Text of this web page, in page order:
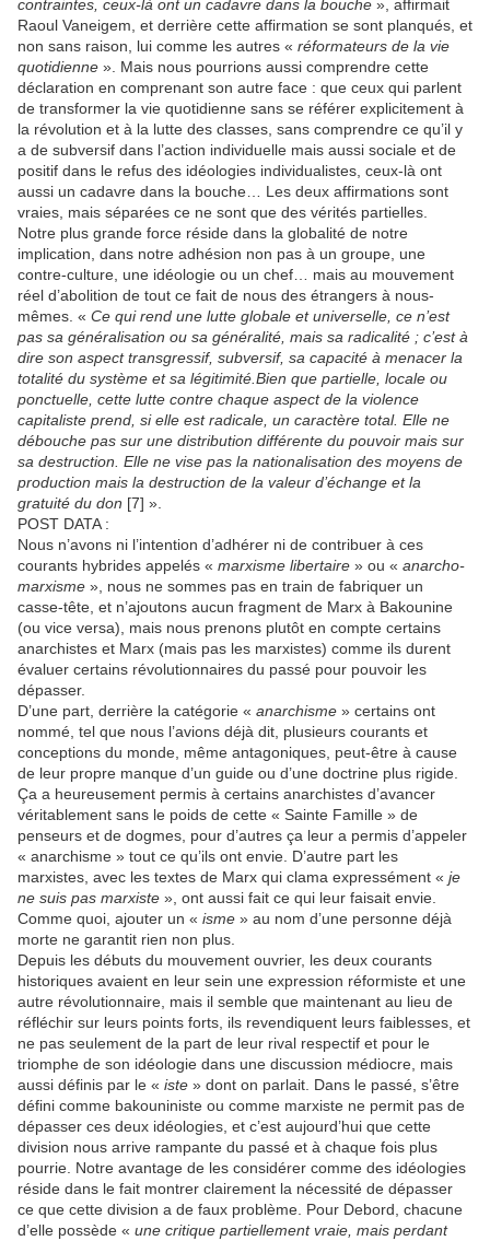
contraintes, ceux-là ont un cadavre dans la bouche », affirmait
Raoul Vaneigem, et derrière cette affirmation se sont planqués, et
non sans raison, lui comme les autres « réformateurs de la vie
quotidienne ». Mais nous pourrions aussi comprendre cette
déclaration en comprenant son autre face : que ceux qui parlent
de transformer la vie quotidienne sans se référer explicitement à
la révolution et à la lutte des classes, sans comprendre ce qu’il y
a de subversif dans l’action individuelle mais aussi sociale et de
positif dans le refus des idéologies individualistes, ceux-là ont
aussi un cadavre dans la bouche… Les deux affirmations sont
vraies, mais séparées ce ne sont que des vérités partielles.
Notre plus grande force réside dans la globalité de notre
implication, dans notre adhésion non pas à un groupe, une
contre-culture, une idéologie ou un chef… mais au mouvement
réel d’abolition de tout ce fait de nous des étrangers à nous-
mêmes. « Ce qui rend une lutte globale et universelle, ce n’est
pas sa généralisation ou sa généralité, mais sa radicalité ; c’est à
dire son aspect transgressif, subversif, sa capacité à menacer la
totalité du système et sa légitimité.Bien que partielle, locale ou
ponctuelle, cette lutte contre chaque aspect de la violence
capitaliste prend, si elle est radicale, un caractère total. Elle ne
débouche pas sur une distribution différente du pouvoir mais sur
sa destruction. Elle ne vise pas la nationalisation des moyens de
production mais la destruction de la valeur d’échange et la
gratuité du don [7] ».
POST DATA :
Nous n’avons ni l’intention d’adhérer ni de contribuer à ces
courants hybrides appelés « marxisme libertaire » ou « anarcho-
marxisme », nous ne sommes pas en train de fabriquer un
casse-tête, et n’ajoutons aucun fragment de Marx à Bakounine
(ou vice versa), mais nous prenons plutôt en compte certains
anarchistes et Marx (mais pas les marxistes) comme ils durent
évaluer certains révolutionnaires du passé pour pouvoir les
dépasser.
D’une part, derrière la catégorie « anarchisme » certains ont
nommé, tel que nous l’avions déjà dit, plusieurs courants et
conceptions du monde, même antagoniques, peut-être à cause
de leur propre manque d’un guide ou d’une doctrine plus rigide.
Ça a heureusement permis à certains anarchistes d’avancer
véritablement sans le poids de cette « Sainte Famille » de
penseurs et de dogmes, pour d’autres ça leur a permis d’appeler
« anarchisme » tout ce qu’ils ont envie. D’autre part les
marxistes, avec les textes de Marx qui clama expressément « je
ne suis pas marxiste », ont aussi fait ce qui leur faisait envie.
Comme quoi, ajouter un « isme » au nom d’une personne déjà
morte ne garantit rien non plus.
Depuis les débuts du mouvement ouvrier, les deux courants
historiques avaient en leur sein une expression réformiste et une
autre révolutionnaire, mais il semble que maintenant au lieu de
réfléchir sur leurs points forts, ils revendiquent leurs faiblesses, et
ne pas seulement de la part de leur rival respectif et pour le
triomphe de son idéologie dans une discussion médiocre, mais
aussi définis par le « iste » dont on parlait. Dans le passé, s’être
défini comme bakouniniste ou comme marxiste ne permit pas de
dépasser ces deux idéologies, et c’est aujourd’hui que cette
division nous arrive rampante du passé et à chaque fois plus
pourrie. Notre avantage de les considérer comme des idéologies
réside dans le fait montrer clairement la nécessité de dépasser
ce que cette division a de faux problème. Pour Debord, chacune
d’elle possède « une critique partiellement vraie, mais perdant